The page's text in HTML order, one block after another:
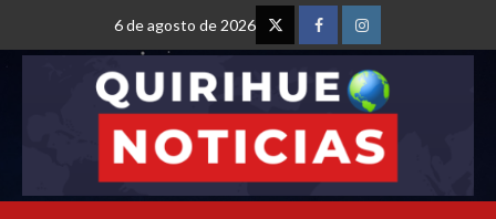
6 de agosto de 2026